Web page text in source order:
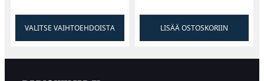
Ennakkomyynnissä, toimitus arviolta lokakuun
aikana.
VALITSE VAIHTOEHDOISTA LISÄÄ OSTOSKORIIN